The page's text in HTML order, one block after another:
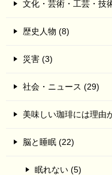
文化・芸術・工芸・技
歴史人物 (8)
災害 (3)
社会・ニュース (29)
美味しい珈琲には理由
脳と睡眠 (22)
眠れない (5)